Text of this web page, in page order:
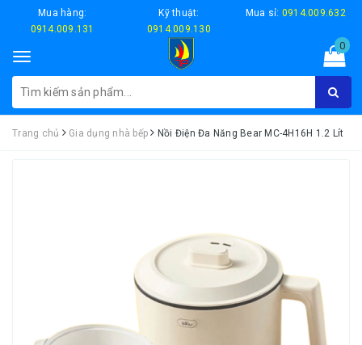
Mua hàng:
0914.009.131
Kỹ thuật:
0914.009.130
Mua sỉ: 0914.009.632
Toggle
navigation
0
Trang chủ Gia dụng nhà bếp Nồi Điện Đa Năng Bear MC-4H16H 1.2 Lít